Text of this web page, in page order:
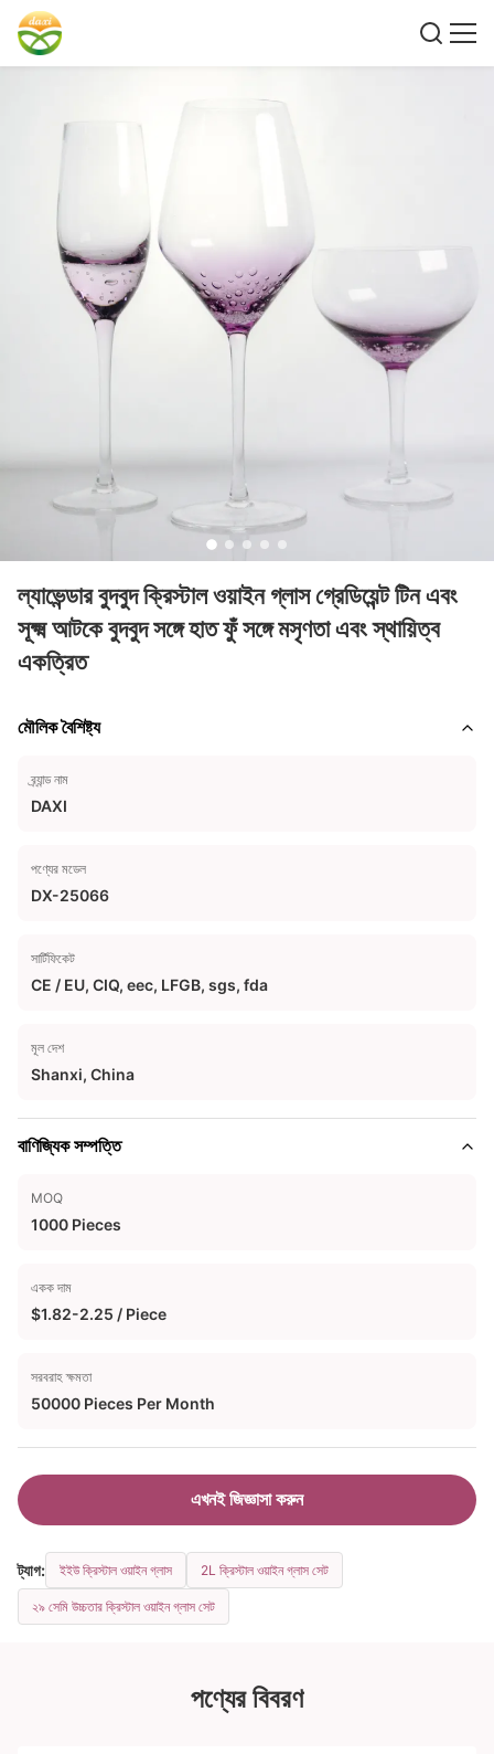
ল্যাভেন্ডার বুদবুদ ক্রিস্টাল ওয়াইন গ্লাস গ্রেডিয়েন্ট টিন এবং
সূক্ষ্ম আটকে বুদবুদ সঙ্গে হাত ফুঁ সঙ্গে মসৃণতা এবং স্থায়িত্ব
একত্রিত
মৌলিক বৈশিষ্ট্য
ব্র্যান্ড নাম
DAXI
পণ্যের মডেল
DX-25066
সার্টিফিকেট
CE / EU, CIQ, eec, LFGB, sgs, fda
মূল দেশ
Shanxi, China
বাণিজ্যিক সম্পত্তি
MOQ
1000 Pieces
একক দাম
$1.82-2.25 / Piece
সরবরাহ ক্ষমতা
50000 Pieces Per Month
এখনই জিজ্ঞাসা করুন
ট্যাগ: ইইউ ক্রিস্টাল ওয়াইন গ্লাস 2L ক্রিস্টাল ওয়াইন গ্লাস সেট
২৯ সেমি উচ্চতার ক্রিস্টাল ওয়াইন গ্লাস সেট
পণ্যের বিবরণ